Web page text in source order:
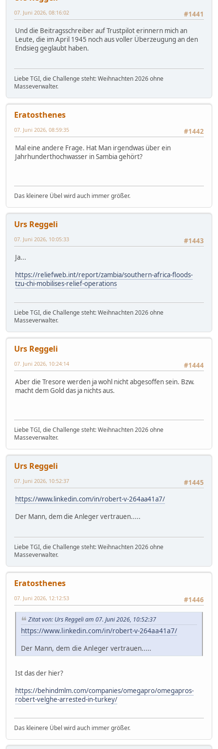
#1441
07. Juni 2026, 08:16:02
Und die Beitragsschreiber auf Trustpilot erinnern mich an
Leute, die im April 1945 noch aus voller Überzeugung an den
Endsieg geglaubt haben.
Liebe TGI, die Challenge steht: Weihnachten 2026 ohne
Masseverwalter.
Eratosthenes
#1442
07. Juni 2026, 08:59:35
Mal eine andere Frage. Hat Man irgendwas über ein
Jahrhunderthochwasser in Sambia gehört?
Das kleinere Übel wird auch immer größer.
Urs Reggeli
#1443
07. Juni 2026, 10:05:33
Ja...
https://reliefweb.int/report/zambia/southern-africa-floods-
tzu-chi-mobilises-relief-operations
Liebe TGI, die Challenge steht: Weihnachten 2026 ohne
Masseverwalter.
Urs Reggeli
#1444
07. Juni 2026, 10:24:14
Aber die Tresore werden ja wohl nicht abgesoffen sein. Bzw.
macht dem Gold das ja nichts aus.
Liebe TGI, die Challenge steht: Weihnachten 2026 ohne
Masseverwalter.
Urs Reggeli
#1445
07. Juni 2026, 10:52:37
https://www.linkedin.com/in/robert-v-264aa41a7/
Der Mann, dem die Anleger vertrauen.....
Liebe TGI, die Challenge steht: Weihnachten 2026 ohne
Masseverwalter.
Eratosthenes
#1446
07. Juni 2026, 12:12:53
Zitat von: Urs Reggeli am 07. Juni 2026, 10:52:37
https://www.linkedin.com/in/robert-v-264aa41a7/
Der Mann, dem die Anleger vertrauen.....
Ist das der hier?
https://behindmlm.com/companies/omegapro/omegapros-
robert-velghe-arrested-in-turkey/
Das kleinere Übel wird auch immer größer.